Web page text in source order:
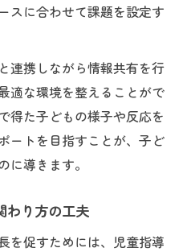
スに合わせて課題を設定す
連携しながら情報共有を行
適な環境を整えることがで
得た子どもの様子や反応を
ートを目指すことが、子ど
に導きます。
わり方の工夫
を促すためには、児童指導